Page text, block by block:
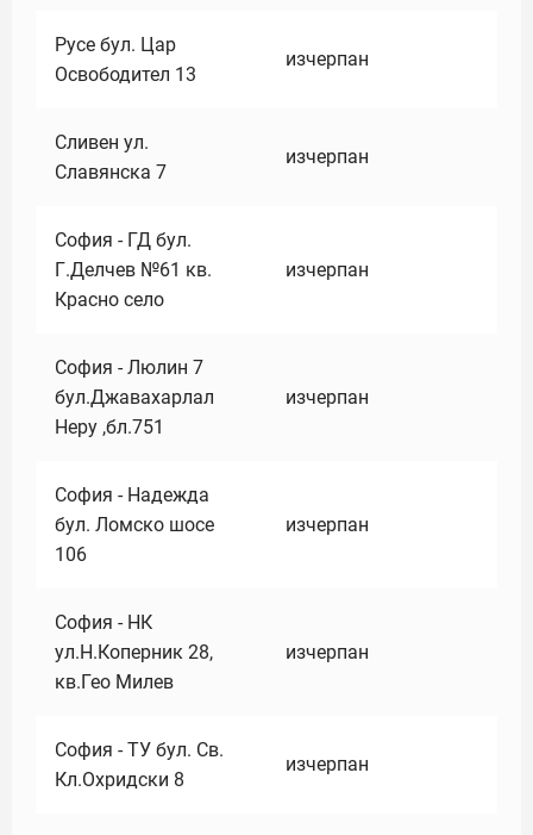
Русе бул. Цар
Освободител 13
изчерпан
Сливен ул.
Славянска 7
изчерпан
София - ГД бул.
Г.Делчев №61 кв.
Красно село
изчерпан
София - Люлин 7
бул.Джавахарлал
Неру ,бл.751
изчерпан
София - Надежда
бул. Ломско шосе
106
изчерпан
София - НК
ул.Н.Коперник 28,
кв.Гео Милев
изчерпан
София - ТУ бул. Св.
Кл.Охридски 8
изчерпан